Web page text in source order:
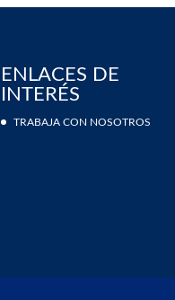
ENLACES DE
INTERÉS
TRABAJA CON NOSOTROS